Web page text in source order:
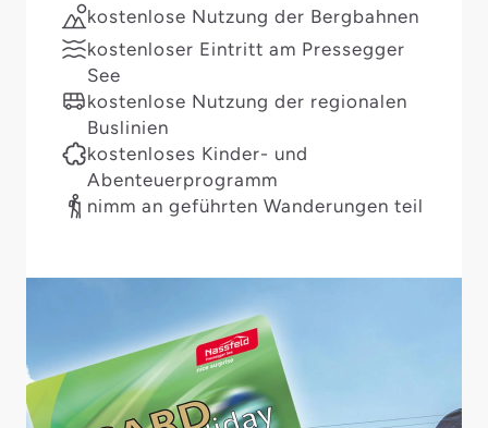
kostenlose Nutzung der Bergbahnen
kostenloser Eintritt am Pressegger
See
kostenlose Nutzung der regionalen
Buslinien
kostenloses Kinder- und
Abenteuerprogramm
nimm an geführten Wanderungen teil